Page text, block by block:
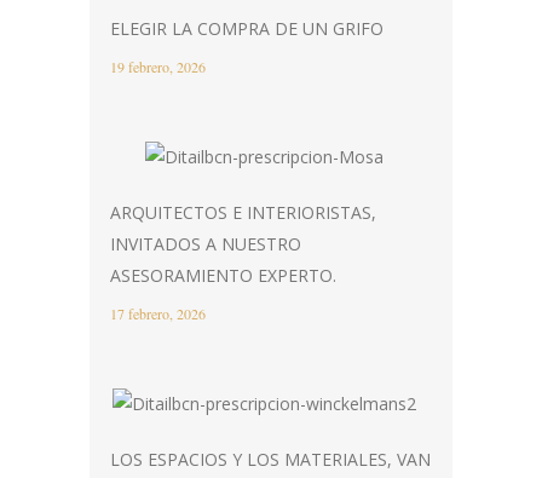
ELEGIR LA COMPRA DE UN GRIFO
19 febrero, 2026
ARQUITECTOS E INTERIORISTAS,
INVITADOS A NUESTRO
ASESORAMIENTO EXPERTO.
17 febrero, 2026
LOS ESPACIOS Y LOS MATERIALES, VAN